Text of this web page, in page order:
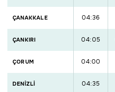
ÇANAKKALE 04:36
ÇANKIRI 04:05
ÇORUM 04:00
DENİZLİ 04:35